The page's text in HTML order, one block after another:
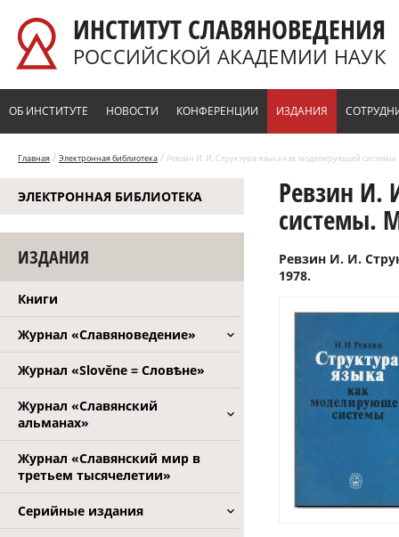
ИНСТИТУТ СЛАВЯНОВЕДЕНИЯ
РОССИЙСКОЙ АКАДЕМИИ НАУК
ОБ ИНСТИТУТЕ НОВОСТИ КОНФЕРЕНЦИИ ИЗДАНИЯ
Главная / Электронная библиотека / Ревзин И. И. Структура языка как моделирующей системы.
ЭЛЕКТРОННАЯ БИБЛИОТЕКА
ИЗДАНИЯ
Книги
Журнал «Славяноведение»
Журнал «Slověne = Словѣне»
Журнал «Славянский
альманах»
Журнал «Славянский мир в
третьем тысячелетии»
Серийные издания
Ревзин И.
системы.
Ревзин И. И.
1978.